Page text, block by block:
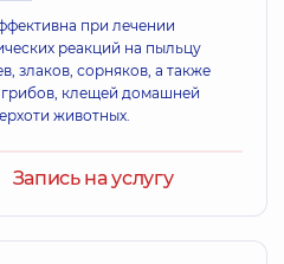
при лечении
реакций на пыльцу
злаков, сорняков, а также
клещей домашней
животных.
Запись на услугу